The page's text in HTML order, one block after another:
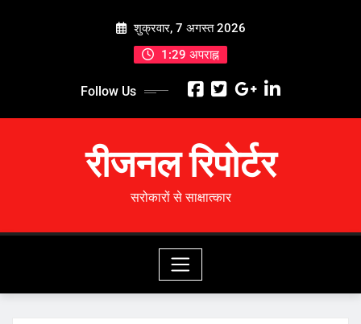
शुक्रवार, 7 अगस्त 2026
1:29 अपराह्न
Follow Us
रीजनल रिपोर्टर
सरोकारों से साक्षात्कार